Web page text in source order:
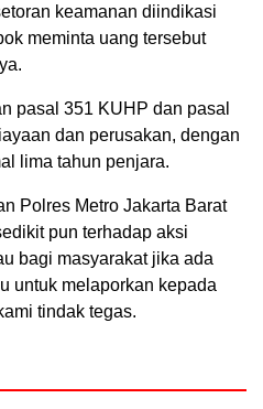
keamanan diindikasi
meminta uang tersebut
pasal 351 KUHP dan pasal
dan perusakan, dengan
lima tahun penjara.
Polres Metro Jakarta Barat
pun terhadap aksi
bagi masyarakat jika ada
untuk melaporkan kepada
tindak tegas.